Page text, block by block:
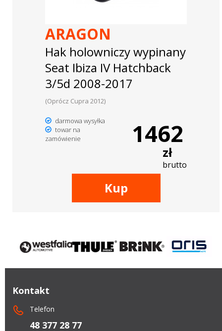
ARAGON
Hak holowniczy wypinany
Seat Ibiza IV Hatchback
3/5d 2008-2017
(Oprócz Cupra 2012)
darmowa wysyłka
towar na
zamówienie
1462
zł
brutto
Kup
Kontakt
Telefon
48 377 28 77